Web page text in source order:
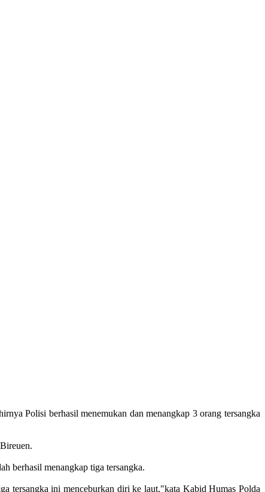
Polisi berhasil menemukan dan menangkap 3 orang tersangka
berhasil menangkap tiga tersangka.
tersangka ini menceburkan diri ke laut,"kata Kabid Humas Polda